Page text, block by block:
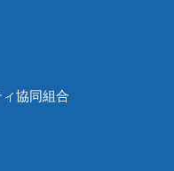
協同組合